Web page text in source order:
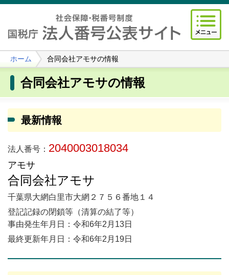
ホーム 合同会社アモサの情報
合同会社アモサの情報
最新情報
法人番号： 2040003018034
アモサ
合同会社アモサ
千葉県大網白里市大網２７５６番地１４
登記記録の閉鎖等（清算の結了等）
事由発生年月日：令和6年2月13日
最終更新年月日：令和6年2月19日